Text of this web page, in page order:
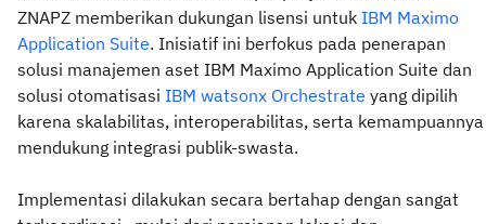
ZNAPZ memberikan dukungan lisensi untuk IBM Maximo
Application Suite. Inisiatif ini berfokus pada penerapan
solusi manajemen aset IBM Maximo Application Suite dan
solusi otomatisasi IBM watsonx Orchestrate yang dipilih
karena skalabilitas, interoperabilitas, serta kemampuannya
mendukung integrasi publik-swasta.
Implementasi dilakukan secara bertahap dengan sangat